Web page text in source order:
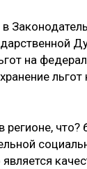
на
льгот
регионе, что?